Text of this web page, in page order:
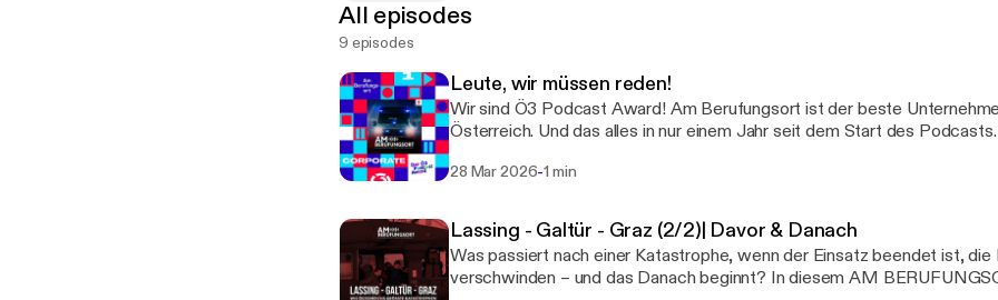
All episodes
9 episodes
Leute, wir müssen reden!
Wir sind Ö3 Podcast Award! Am Berufungsort ist der beste
Österreich. Und das alles in nur einem Jahr seit dem Start des
28 Mar 2026-1 min
Lassing - Galtür - Graz (2/2)| Davor & Danach
Was passiert nach einer Katastrophe, wenn der Einsatz beendet ist, die
verschwinden – und das Danach beginnt? In diesem AM